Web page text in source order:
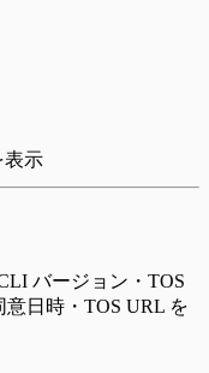
表示
バージョン・TOS
日時・TOS URL を